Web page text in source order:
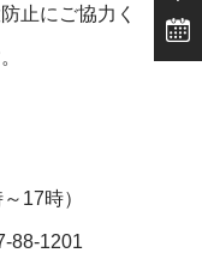
止にご協力く
17時）
88-1201